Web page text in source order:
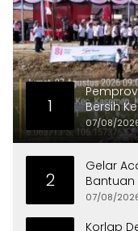
1
Bersih
07/08/
2
Gelar
07/08/
Korlap